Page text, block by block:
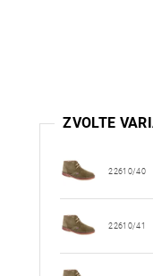
ZVOLTE
22610/40
22610/41